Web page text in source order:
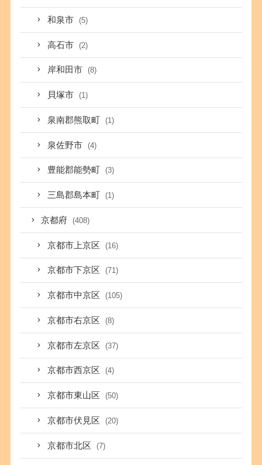
和泉市 (5)
高石市 (2)
岸和田市 (8)
貝塚市 (1)
泉南郡熊取町 (1)
泉佐野市 (4)
豊能郡能勢町 (3)
三島郡島本町 (1)
京都府 (408)
京都市上京区 (16)
京都市下京区 (71)
京都市中京区 (105)
京都市右京区 (8)
京都市左京区 (37)
京都市西京区 (4)
京都市東山区 (50)
京都市伏見区 (20)
京都市北区 (7)